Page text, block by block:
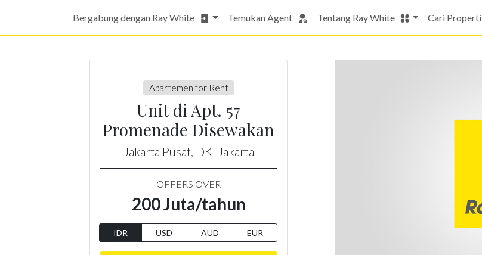
Bergabung dengan Ray White Temukan Agent Tentang Ray White Cari Properti
Apartemen for Rent
Unit di Apt. 57
Promenade Disewakan
Jakarta Pusat, DKI Jakarta
OFFERS OVER
200 Juta/tahun
IDR USD AUD EUR